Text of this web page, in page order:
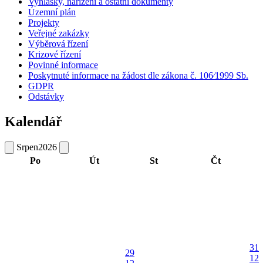
Územní plán
Projekty
Veřejné zakázky
Výběrová řízení
Krizové řízení
Povinné informace
Poskytnuté informace na žádost dle zákona č. 106⁄1999 Sb.
GDPR
Odstávky
Kalendář
Srpen2026
Po
Út St Čt
29
31
12